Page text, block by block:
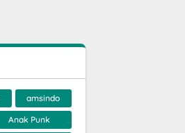
amsindo
Anak Punk